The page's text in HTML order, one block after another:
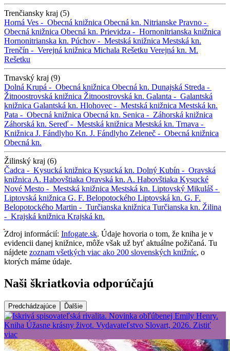
Trenčiansky kraj (5)
Horná Ves - Obecná knižnica Obecná kn. Nitrianske Pravno -
Obecná knižnica Obecná kn. Prievidza - Hornonitrianska knižnica
Hornonitrianska kn. Púchov - Mestská knižnica Mestská kn.
Trenčín - Verejná knižnica Michala Rešetku Verejná kn. M.
Rešetku
Trnavský kraj (9)
Dolná Krupá - Obecná knižnica Obecná kn. Dunajská Streda -
Žitnoostrovská knižnica Žitnoostrovská kn. Galanta - Galantská
knižnica Galantská kn. Hlohovec - Mestská knižnica Mestská kn.
Pata - Obecná knižnica Obecná kn. Senica - Záhorská knižnica
Záhorská kn. Sereď - Mestská knižnica Mestská kn. Trnava -
Knižnica J. Fándlyho Kn. J. Fándlyho Zeleneč - Obecná knižnica
Obecná kn.
Žilinský kraj (6)
Čadca - Kysucká knižnica Kysucká kn. Dolný Kubín - Oravská
knižnica A. Habovštiaka Oravská kn. A. Habovštiaka Kysucké
Nové Mesto - Mestská knižnica Mestská kn. Liptovský Mikuláš -
Liptovská knižnica G. F. Belopotockého Liptovská kn. G. F.
Belopotockého Martin - Turčianska knižnica Turčianska kn. Žilina
- Krajská knižnica Krajská kn.
Zdroj informácií: Infogate.sk. Údaje hovoria o tom, že kniha je v
evidencii danej knižnice, môže však už byť aktuálne požičaná. Tu
nájdete zoznam všetkých viac ako 200 slovenských knižníc, o
ktorých máme údaje.
Naši škriatkovia odporúčajú
Predchádzajúce Ďalšie